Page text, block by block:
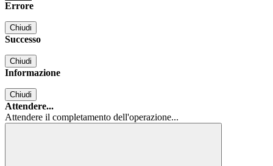
Errore
Chiudi
Successo
Chiudi
Informazione
Chiudi
Attendere...
Attendere il completamento dell'operazione...